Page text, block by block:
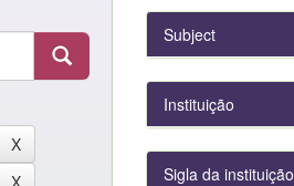
Subject
Instituição
Sigla da instituição